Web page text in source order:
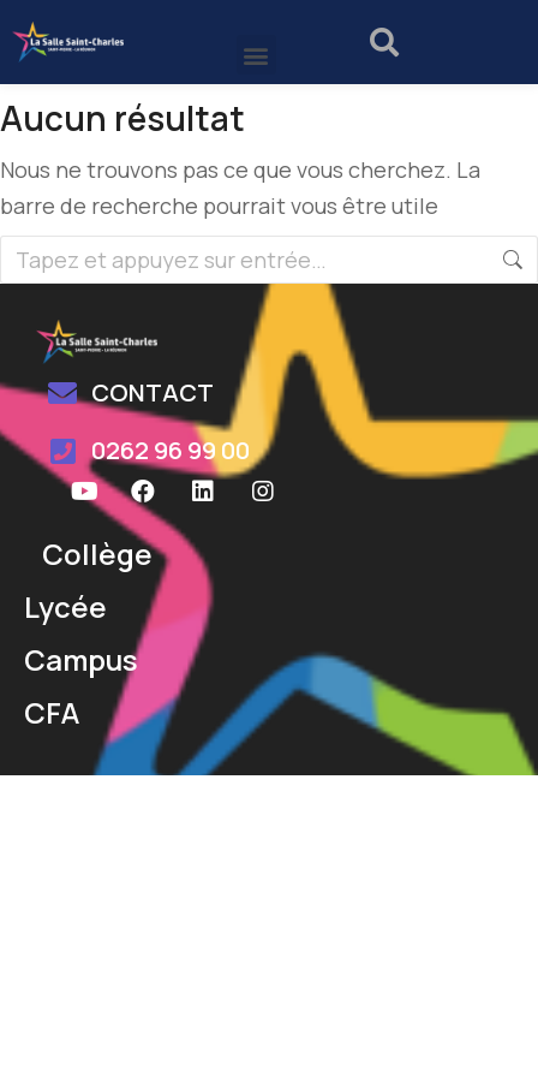
Aucun résultat
Nous ne trouvons pas ce que vous cherchez. La
barre de recherche pourrait vous être utile
CONTACT
0262 96 99 00
Collège
Lycée
Campus
CFA